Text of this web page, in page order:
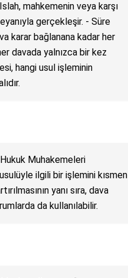
mahkemenin veya karşı
gerçekleşir. - Süre
karar bağlanana kadar her
davada yalnızca bir kez
hangi usul işleminin
Hukuk Muhakemeleri
ilgili bir işlemini kısmen
yanı sıra, dava
da kullanılabilir.